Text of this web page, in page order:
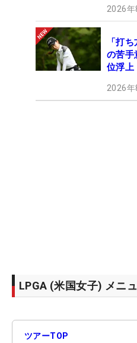
2026
「打
の苦
位浮上
2026
LPGA (米国女子) メニ
ツアーTOP